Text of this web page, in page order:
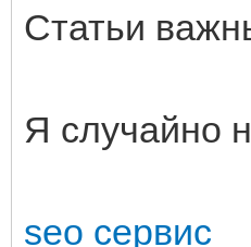
Статьи
Я случайно
seo сервис